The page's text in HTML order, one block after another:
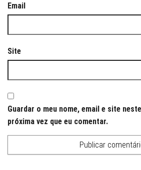
Email
Site
Guardar o meu nome, email e site
próxima vez que eu comentar.